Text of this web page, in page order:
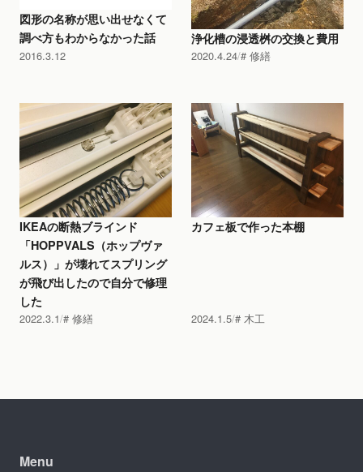
図形の名称が思い出せなくて
調べ方もわからなかった話
2016.3.12
浄化槽の浸透桝の交換と費用
2020.4.24 修繕
IKEAの断熱ブラインド
「HOPPVALS（ホップヴァ
ルス）」が壊れてスプリング
が飛び出したので自分で修理
した
2022.3.1 修繕
カフェ板で作った本棚
2024.1.5 木工
Menu